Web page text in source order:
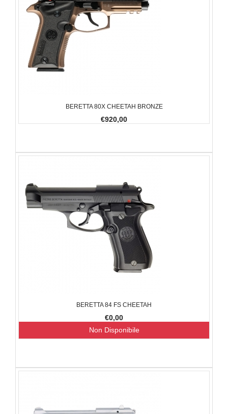
BERETTA 80X CHEETAH BRONZE
€920,00
BERETTA 84 FS CHEETAH
€0,00
Non Disponibile